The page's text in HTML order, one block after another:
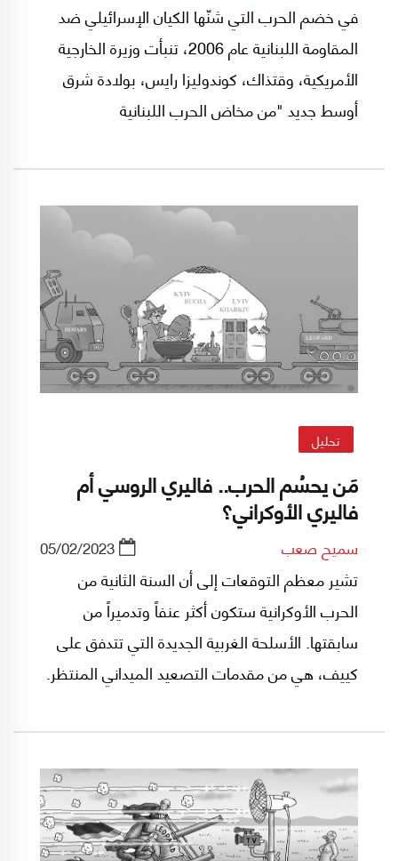
في خضم الحرب التي شنّها الكيان الإسرائيلي ضد
المقاومة اللبنانية عام 2006، تنبأت وزيرة الخارجية
الأمريكية، وقتذاك، كوندوليزا رايس، بولادة شرق
أوسط جديد "من مخاض الحرب اللبنانية
تحليل
مَن يحسُم الحرب.. فاليري الروسي أم
فاليري الأوكراني؟
سميح صعب 05/02/2023
تشير معظم التوقعات إلى أن السنة الثانية من
الحرب الأوكرانية ستكون أكثر عنفاً وتدميراً من
سابقتها. الأسلحة الغربية الجديدة التي تتدفق على
كييف، هي من مقدمات التصعيد الميداني المنتظر.
تجميع قواتها ورفدها بمئات الآلاف من جنود التعبئة
الجزئية، معطوفة على سلسلة تغييرات في القيادة
الميدانية للحرب.